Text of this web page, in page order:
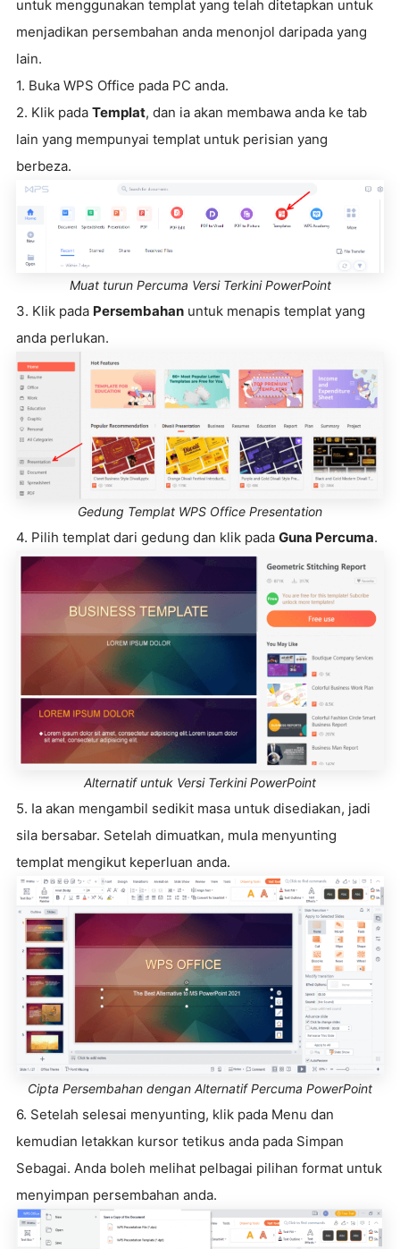
untuk menggunakan templat yang telah ditetapkan untuk
menjadikan persembahan anda menonjol daripada yang
lain.
1. Buka WPS Office pada PC anda.
2. Klik pada Templat, dan ia akan membawa anda ke tab
lain yang mempunyai templat untuk perisian yang
berbeza.
Muat turun Percuma Versi Terkini PowerPoint
3. Klik pada Persembahan untuk menapis templat yang
anda perlukan.
Gedung Templat WPS Office Presentation
4. Pilih templat dari gedung dan klik pada Guna Percuma.
Alternatif untuk Versi Terkini PowerPoint
5. Ia akan mengambil sedikit masa untuk disediakan, jadi
sila bersabar. Setelah dimuatkan, mula menyunting
templat mengikut keperluan anda.
Cipta Persembahan dengan Alternatif Percuma PowerPoint
6. Setelah selesai menyunting, klik pada Menu dan
kemudian letakkan kursor tetikus anda pada Simpan
Sebagai. Anda boleh melihat pelbagai pilihan format untuk
menyimpan persembahan anda.